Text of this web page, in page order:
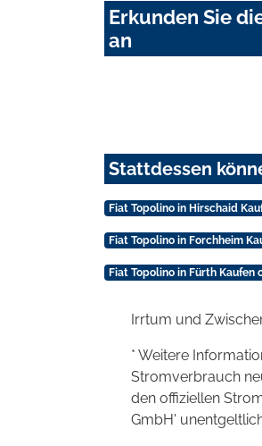
Erkunden Sie
an
Stattdessen
Fiat Topolino in Hirschaid
Fiat Topolino in Forchheim
Fiat Topolino in Fürth Kaufen
Irrtum und
* Weitere
Stromverbrauch
den offiziellen
GmbH'